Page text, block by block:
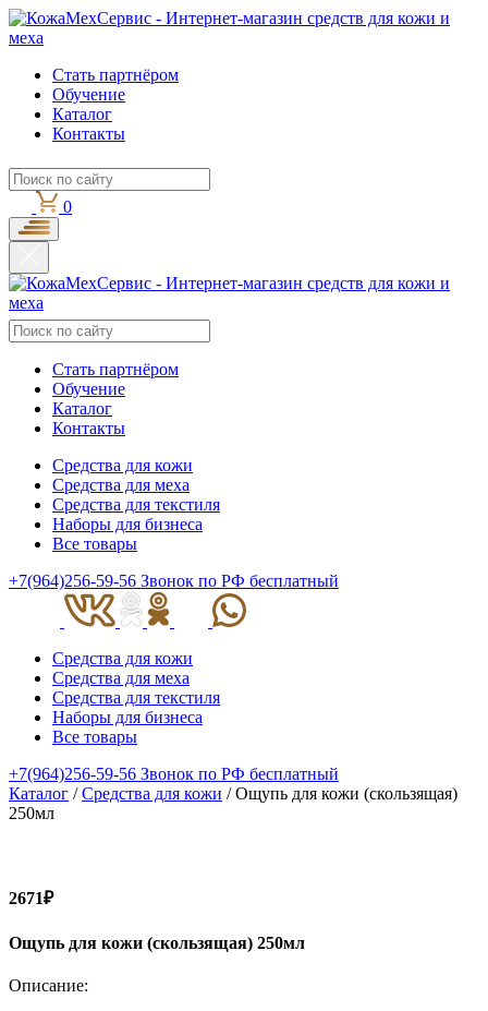
Стать партнёром
Обучение
Каталог
Контакты
0
Стать партнёром
Обучение
Каталог
Контакты
Средства для кожи
Средства для меха
Средства для текстиля
Наборы для бизнеса
Все товары
+7(964)256-59-56 Звонок по РФ бесплатный
Средства для кожи
Средства для меха
Средства для текстиля
Наборы для бизнеса
Все товары
+7(964)256-59-56 Звонок по РФ бесплатный
Каталог /Средства для кожи / Ощупь для кожи (скользящая)
250мл
2671₽
Ощупь для кожи (скользящая) 250мл
Описание: